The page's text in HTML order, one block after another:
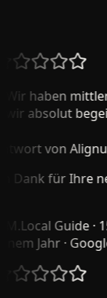
haben
absolut
von Alignum
für Ihre
Local Guide ·
Jahr· Google